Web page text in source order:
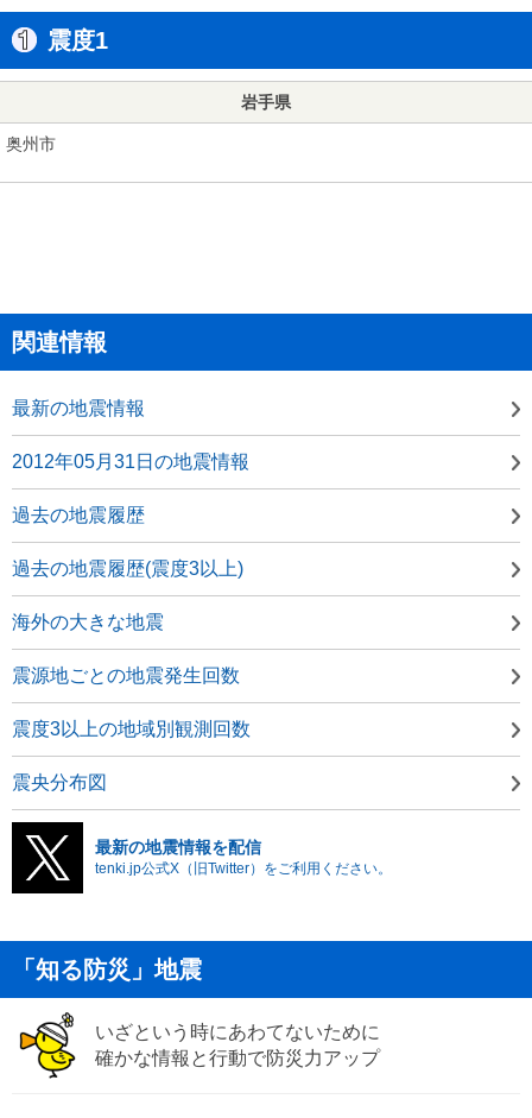
震度1
岩手県
奥州市
関連情報
最新の地震情報
2012年05月31日の地震情報
過去の地震履歴
過去の地震履歴(震度3以上)
海外の大きな地震
震源地ごとの地震発生回数
震度3以上の地域別観測回数
震央分布図
最新の地震情報を配信
tenki.jp公式X（旧Twitter）をご利用ください。
「知る防災」地震
いざという時にあわてないために
確かな情報と行動で防災力アップ